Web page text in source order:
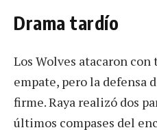
Drama tardío
Los Wolves atacaron con
empate, pero la defensa
firme. Raya realizó dos
últimos compases del